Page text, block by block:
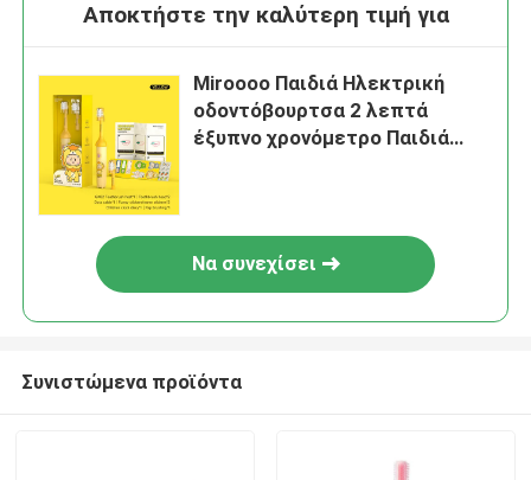
Αποκτήστε την καλύτερη τιμή για
Miroooo Παιδιά Ηλεκτρική
οδοντόβουρτσα 2 λεπτά
έξυπνο χρονόμετρο Παιδιά
Να συνεχίσει
Συνιστώμενα προϊόντα